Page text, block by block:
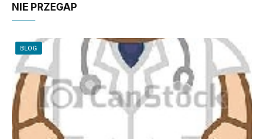
NIE PRZEGAP
BLOG